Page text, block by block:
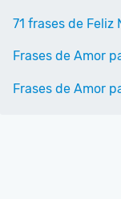
71 frases de
Frases de Amor
Frases de Amor